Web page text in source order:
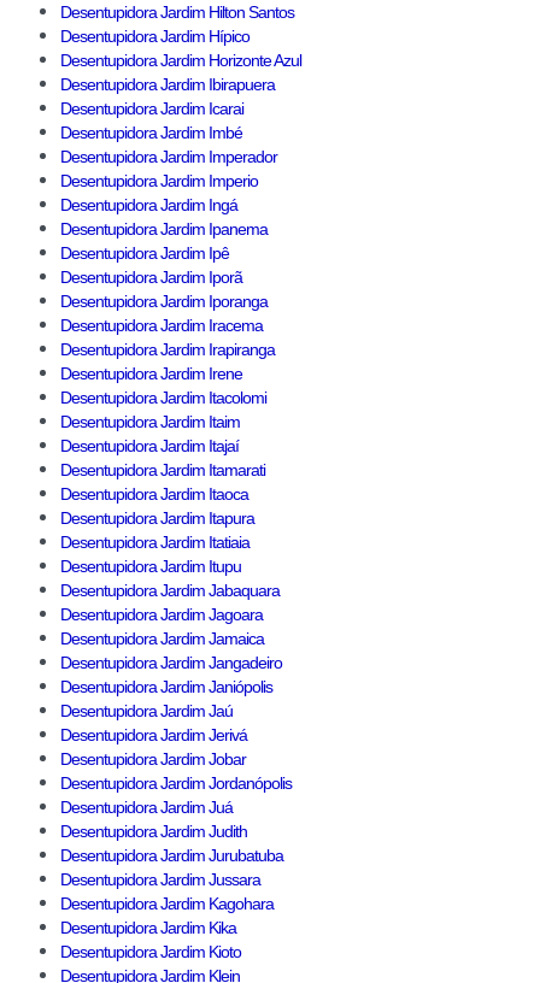
Desentupidora Jardim Hilton Santos
Desentupidora Jardim Hípico
Desentupidora Jardim Horizonte Azul
Desentupidora Jardim Ibirapuera
Desentupidora Jardim Icarai
Desentupidora Jardim Imbé
Desentupidora Jardim Imperador
Desentupidora Jardim Imperio
Desentupidora Jardim Ingá
Desentupidora Jardim Ipanema
Desentupidora Jardim Ipê
Desentupidora Jardim Iporã
Desentupidora Jardim Iporanga
Desentupidora Jardim Iracema
Desentupidora Jardim Irapiranga
Desentupidora Jardim Irene
Desentupidora Jardim Itacolomi
Desentupidora Jardim Itaim
Desentupidora Jardim Itajaí
Desentupidora Jardim Itamarati
Desentupidora Jardim Itaoca
Desentupidora Jardim Itapura
Desentupidora Jardim Itatiaia
Desentupidora Jardim Itupu
Desentupidora Jardim Jabaquara
Desentupidora Jardim Jagoara
Desentupidora Jardim Jamaica
Desentupidora Jardim Jangadeiro
Desentupidora Jardim Janiópolis
Desentupidora Jardim Jaú
Desentupidora Jardim Jerivá
Desentupidora Jardim Jobar
Desentupidora Jardim Jordanópolis
Desentupidora Jardim Juá
Desentupidora Jardim Judith
Desentupidora Jardim Jurubatuba
Desentupidora Jardim Jussara
Desentupidora Jardim Kagohara
Desentupidora Jardim Kika
Desentupidora Jardim Kioto
Desentupidora Jardim Klein